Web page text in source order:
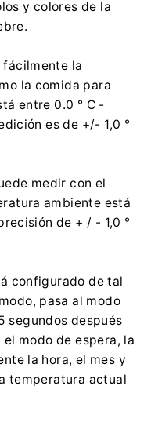
y colores de la
fácilmente la
la comida para
entre 0.0 ° C -
es de +/- 1,0 °
medir con el
ambiente está
de + / - 1,0 °
configurado de tal
pasa al modo
segundos después
modo de espera, la
la hora, el mes y
temperatura actual